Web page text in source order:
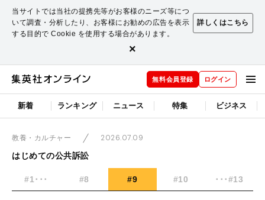
当サイトでは当社の提携先等がお客様のニーズ等につ
いて調査・分析したり、お客様にお勧めの広告を表示
する目的で Cookie を使用する場合があります。
詳しくはこちら
×
無料会員登録 ログイン
新着 ランキング ニュース 特集 ビジネス
教養・カルチャー
2026.07.09
はじめての公共訴訟
#1･･･ #8 #9 #10 ･･･#13